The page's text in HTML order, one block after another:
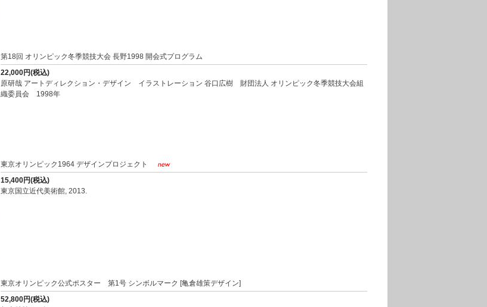
第18回 オリンピック冬季競技大会 長野1998 開会式プログラム
22,000円(税込)
原研哉 アートディレクション・デザイン イラストレーション 谷口広樹 財団法人 オリンピック冬季競技大会組
織委員会 1998年
東京オリンピック1964 デザインプロジェクト
15,400円(税込)
東京国立近代美術館, 2013.
東京オリンピック公式ポスター 第1号 シンボルマーク [亀倉雄策デザイン]
52,800円(税込)